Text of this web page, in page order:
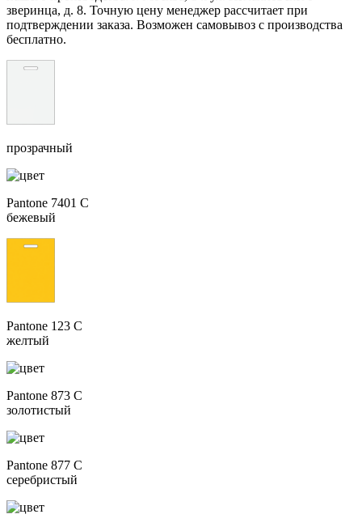
зверинца, д. 8. Точную цену менеджер рассчитает при
подтверждении заказа. Возможен самовывоз с производства
бесплатно.
прозрачный
Pantone 7401 C
бежевый
Pantone 123 C
желтый
Pantone 873 C
золотистый
Pantone 877 C
серебристый